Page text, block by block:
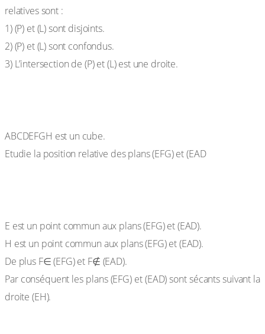
relatives sont :
1) (P) et (L) sont disjoints.
2) (P) et (L) sont confondus.
3) L’intersection de (P) et (L) est une droite.
ABCDEFGH est un cube.
Etudie la position relative des plans (EFG) et (EAD
E est un point commun aux plans (EFG) et (EAD).
H est un point commun aux plans (EFG) et (EAD).
De plus F∈ (EFG) et F∉ (EAD).
Par conséquent les plans (EFG) et (EAD) sont sécants suivant la
droite (EH).